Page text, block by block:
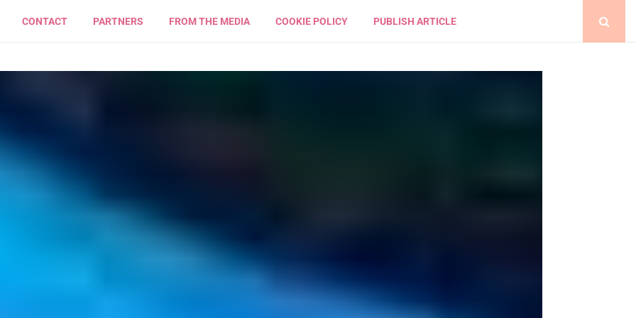
CONTACT PARTNERS FROM THE MEDIA COOKIE POLICY PUBLISH ARTICLE